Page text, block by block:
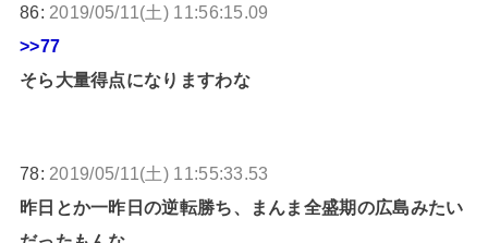
86: 2019/05/11(土) 11:56:15.09
>>77
そら大量得点になりますわな
78: 2019/05/11(土) 11:55:33.53
昨日とか一昨日の逆転勝ち、まんま全盛期の広島みたい